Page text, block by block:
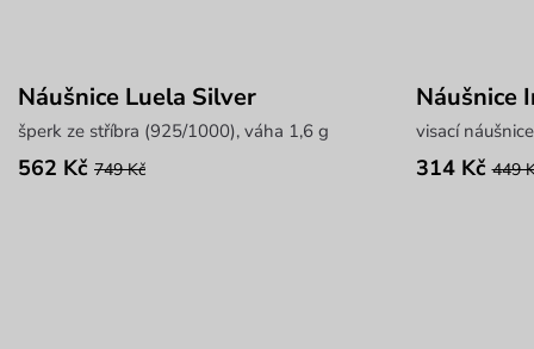
Náušnice Luela Silver
šperk ze stříbra (925/1000), váha 1,6 g
562 Kč 749 Kč
Náušnice
visací
314 Kč 449